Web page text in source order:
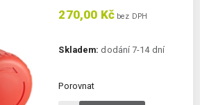
270,00 Kč bez DPH
Skladem: dodání 7-14 dní
Porovnat